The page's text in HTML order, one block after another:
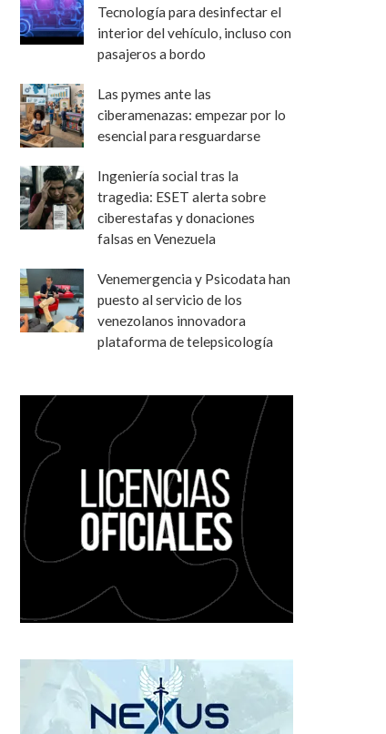
Tecnología para desinfectar el
interior del vehículo, incluso con
pasajeros a bordo
Las pymes ante las
ciberamenazas: empezar por lo
esencial para resguardarse
Ingeniería social tras la
tragedia: ESET alerta sobre
ciberestafas y donaciones
falsas en Venezuela
Venemergencia y Psicodata han
puesto al servicio de los
venezolanos innovadora
plataforma de telepsicología